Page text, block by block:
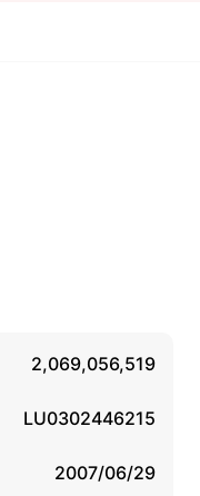
2,069,056,519
LU0302446215
2007/06/29